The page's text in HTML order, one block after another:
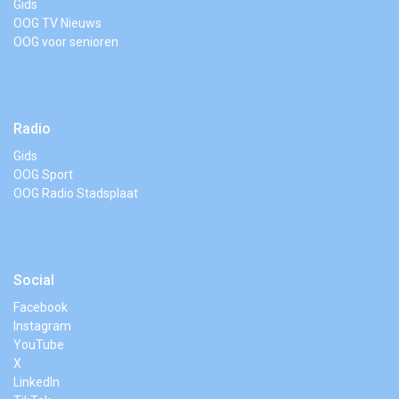
Gids
OOG TV Nieuws
OOG voor senioren
Radio
Gids
OOG Sport
OOG Radio Stadsplaat
Social
Facebook
Instagram
YouTube
X
LinkedIn